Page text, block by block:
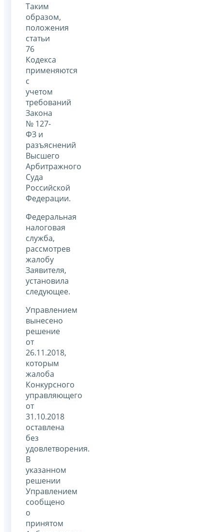
Таким
образом,
положения
статьи
76
Кодекса
применяются
с
учетом
требований
Закона
№ 127-
ФЗ и
разъяснений
Высшего
Арбитражного
Суда
Российской
Федерации.
Федеральная
налоговая
служба,
рассмотрев
жалобу
Заявителя,
установила
следующее.
Управлением
вынесено
решение
от
26.11.2018,
которым
жалоба
Конкурсного
управляющего
от
31.10.2018
оставлена
без
удовлетворения.
В
указанном
решении
Управлением
сообщено
о
принятом